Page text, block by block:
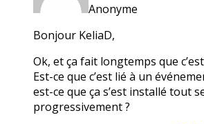
Anonyme
Bonjour KeliaD,
Ok, et ça fait longtemps que
Est-ce que c’est lié à un
est-ce que ça s’est installé tout
progressivement ?